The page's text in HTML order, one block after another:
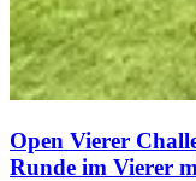
Open Vierer
Runde im Vierer